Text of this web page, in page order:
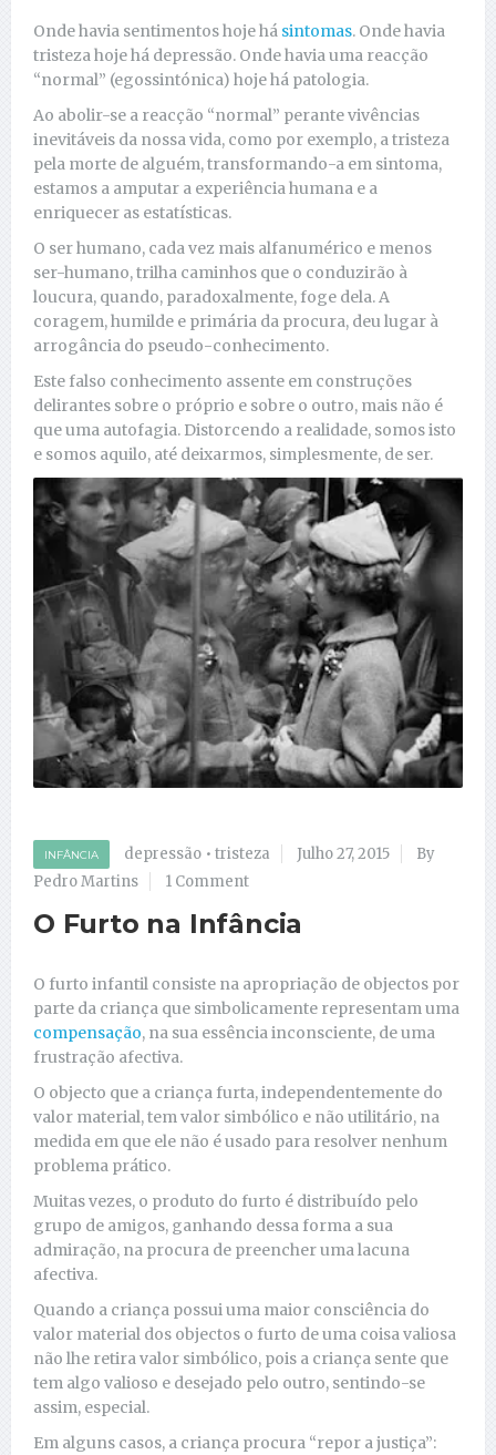
Onde havia sentimentos hoje há sintomas. Onde havia
tristeza hoje há depressão. Onde havia uma reacção
“normal” (egossintónica) hoje há patologia.
Ao abolir-se a reacção “normal” perante vivências
inevitáveis da nossa vida, como por exemplo, a tristeza
pela morte de alguém, transformando-a em sintoma,
estamos a amputar a experiência humana e a
enriquecer as estatísticas.
O ser humano, cada vez mais alfanumérico e menos
ser-humano, trilha caminhos que o conduzirão à
loucura, quando, paradoxalmente, foge dela. A
coragem, humilde e primária da procura, deu lugar à
arrogância do pseudo-conhecimento.
Este falso conhecimento assente em construções
delirantes sobre o próprio e sobre o outro, mais não é
que uma autofagia. Distorcendo a realidade, somos isto
e somos aquilo, até deixarmos, simplesmente, de ser.
INFÂNCIA depressão • tristeza Julho 27, 2015
By
Pedro Martins
1 Comment
O Furto na Infância
O furto infantil consiste na apropriação de objectos por
parte da criança que simbolicamente representam uma
compensação, na sua essência inconsciente, de uma
frustração afectiva.
O objecto que a criança furta, independentemente do
valor material, tem valor simbólico e não utilitário, na
medida em que ele não é usado para resolver nenhum
problema prático.
Muitas vezes, o produto do furto é distribuído pelo
grupo de amigos, ganhando dessa forma a sua
admiração, na procura de preencher uma lacuna
afectiva.
Quando a criança possui uma maior consciência do
valor material dos objectos o furto de uma coisa valiosa
não lhe retira valor simbólico, pois a criança sente que
tem algo valioso e desejado pelo outro, sentindo-se
assim, especial.
Em alguns casos, a criança procura “repor a justiça”: